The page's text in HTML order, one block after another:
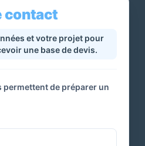
contact
et votre projet pour
une base de devis.
de préparer un